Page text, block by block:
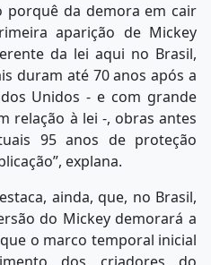
porquê da demora em cair
aparição de Mickey
da lei aqui no Brasil,
duram até 70 anos após a
Unidos - e com grande
relação à lei -, obras antes
95 anos de proteção
explana.
ainda, que, no Brasil,
do Mickey demorará a
o marco temporal inicial